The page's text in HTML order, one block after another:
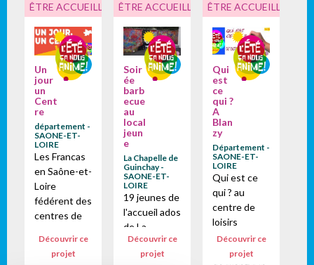
ÊTRE ACCUEILLI, VIVRE ENSEMBLE
Un
jour
un
Cent
re
département -
SAONE-ET-
LOIRE
Les Francas
en Saône-et-
Loire
fédérent des
centres de
Sur le mois
de juillet
Découvrir ce
projet
ÊTRE ACCUEILLI, VIVRE ENSEMBLE
Soir
ée
barb
ecue
au
local
jeun
e
La Chapelle de
Guinchay -
SAONE-ET-
LOIRE
19 jeunes de
l'accueil ados
de La
Chapelle de
Guinchay
Découvrir ce
projet
ÊTRE ACCUEILLI,
Qui
est
ce
qui ?
A
Blan
zy
Département -
SAONE-ET-
LOIRE
Qui est ce
qui ? au
centre de
loisirs
municipal du
centre social
Découvrir ce
projet